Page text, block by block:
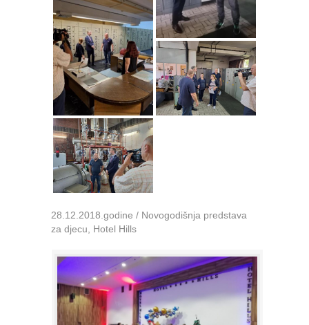
28.12.2018.godine / Novogodišnja predstava
za djecu, Hotel Hills